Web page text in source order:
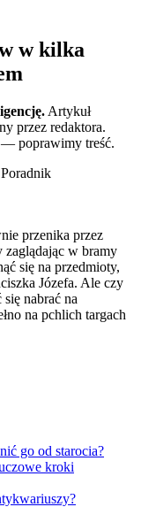
w kilka
Artykuł
przez redaktora.
— poprawimy treść.
przenika przez
zaglądając w bramy
się na przedmioty,
Józefa. Ale czy
nabrać na
na pchlich targach
go od starocia?
kroki